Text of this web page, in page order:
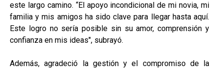
este largo camino. “El apoyo incondicional de mi novia, mi
familia y mis amigos ha sido clave para llegar hasta aquí.
Este logro no sería posible sin su amor, comprensión y
confianza en mis ideas", subrayó.
Además, agradeció la gestión y el compromiso de la